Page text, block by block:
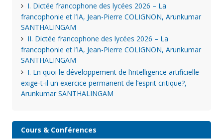
I. Dictée francophone des lycées 2026 – La
francophonie et l’IA, Jean-Pierre COLIGNON, Arunkumar
SANTHALINGAM
II. Dictée francophone des lycées 2026 – La
francophonie et l’IA, Jean-Pierre COLIGNON, Arunkumar
SANTHALINGAM
I. En quoi le développement de l’intelligence artificielle
exige-t-il un exercice permanent de l’esprit critique?,
Arunkumar SANTHALINGAM
Cours & Conférences